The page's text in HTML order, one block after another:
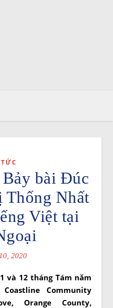
Bảy bài Đúc
Nhất
Việt tại
2020
và 12 tháng Tám năm
Community
Orange County,